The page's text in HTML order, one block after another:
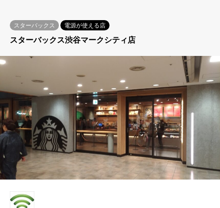
スターバックス
電源が使える店
スターバックス渋谷マークシティ店